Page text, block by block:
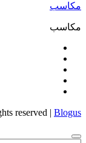
مكاسب
مكاسب
reserved Blogus